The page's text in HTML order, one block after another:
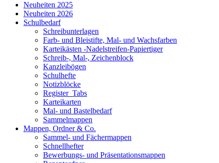
Neuheiten 2025
Neuheiten 2026
Schulbedarf
Schreibunterlagen
Farb- und Bleistifte, Mal- und Wachsfarben
Karteikästen -Nadelstreifen-Papiertiger
Schreib-, Mal-, Zeichenblock
Kanzleibögen
Schulhefte
Notizblöcke
Register_Tabs
Karteikarten
Mal- und Bastelbedarf
Sammelmappen
Mappen, Ordner & Co.
Sammel- und Fächermappen
Schnellhefter
Bewerbungs- und Präsentationsmappen